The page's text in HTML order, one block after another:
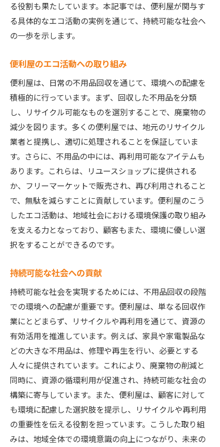
る役割も果たしています。本記事では、便利屋が関与す
る具体的なエコ活動の実例を通じて、持続可能な社会へ
の一歩を示します。
便利屋のエコ活動への取り組み
便利屋は、日常の不用品回収を通じて、環境への配慮を
積極的に行っています。まず、回収した不用品を分類
し、リサイクル可能なものを選別することで、廃棄物の
減少を図ります。多くの便利屋では、地元のリサイクル
業者と提携し、適切に処理されることを保証していま
す。さらに、不用品の中には、再利用可能なアイテムも
あります。これらは、リユースショップに提供される
か、フリーマーケットで販売され、再び利用されること
で、無駄を減らすことに貢献しています。便利屋のこう
したエコ活動は、地域社会における環境保護の取り組み
を支える力となっており、顧客もまた、環境に優しい選
択をすることができるのです。
持続可能な社会への貢献
持続可能な社会を実現するためには、不用品回収の段階
での環境への配慮が重要です。便利屋は、単なる回収作
業にとどまらず、リサイクルや再利用を通じて、資源の
有効活用を推進しています。例えば、家具や家電製品な
どの大きな不用品は、修理や再生を行い、必要とする
人々に提供されています。これにより、廃棄物の削減と
同時に、資源の循環利用が促進され、持続可能な社会の
構築に寄与しています。また、便利屋は、顧客に対して
も環境に配慮した選択肢を提示し、リサイクルや再利用
の重要性を伝える役割を担っています。こうした取り組
みは、地域全体での環境意識の向上につながり、未来の